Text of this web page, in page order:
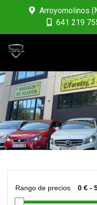
Arroyomolinos
641 219
Rango de precios